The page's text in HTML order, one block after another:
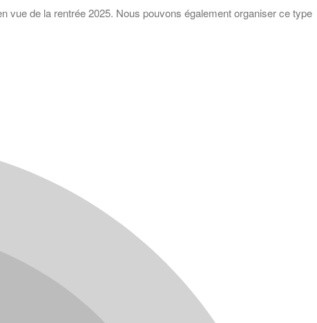
vue de la rentrée 2025. Nous pouvons également organiser ce type